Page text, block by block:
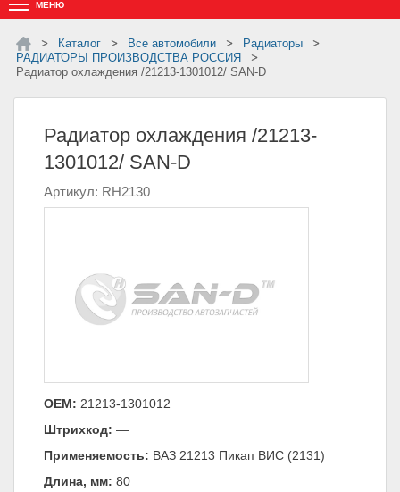
МЕНЮ
Каталог Все автомобили
Радиаторы
РАДИАТОРЫ ПРОИЗВОДСТВА РОССИЯ
Радиатор охлаждения /21213-1301012/ SAN-D
Радиатор охлаждения /21213-
1301012/ SAN-D
Артикул: RH2130
ОЕМ: 21213-1301012
Штрихкод: —
Применяемость: ВАЗ 21213 Пикап ВИС (2131)
Длина, мм: 80